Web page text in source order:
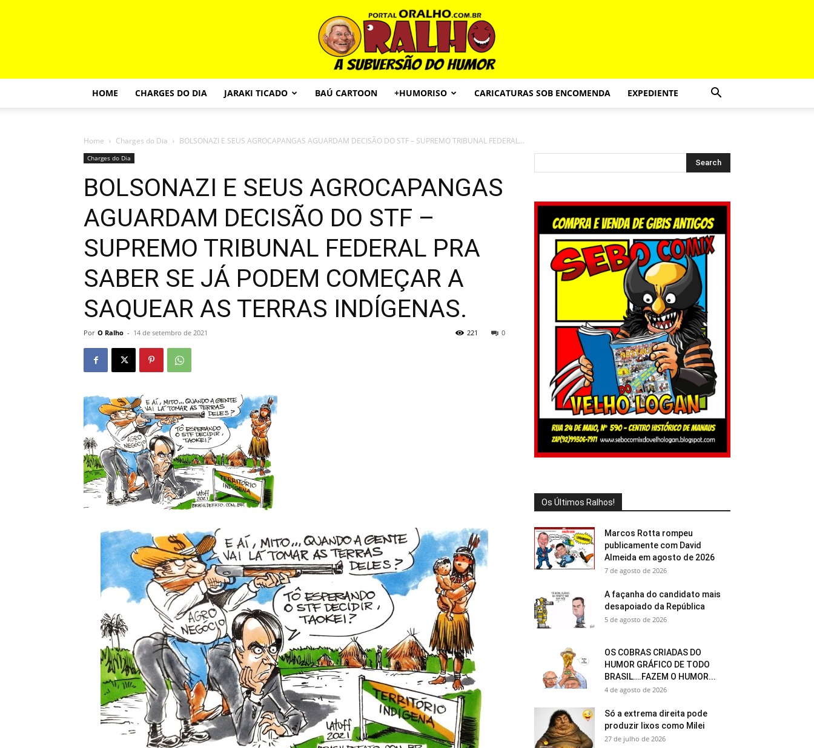
O
Ralho
HOME CHARGES DO DIA JARAKI TICADO BAÚ CARTOON +HUMORISO CARICATURAS SOB ENCOMENDA EXPEDIENTE
Home Charges do Dia BOLSONAZI E SEUS AGROCAPANGAS AGUARDAM DECISÃO DO STF – SUPREMO TRIBUNAL FEDERAL...
Charges do Dia
BOLSONAZI E SEUS AGROCAPANGAS
AGUARDAM DECISÃO DO STF –
SUPREMO TRIBUNAL FEDERAL PRA
SABER SE JÁ PODEM COMEÇAR A
SAQUEAR AS TERRAS INDÍGENAS.
Por O Ralho - 14 de setembro de 2021 0
221
Os Últimos Ralhos!
Marcos Rotta rompeu
publicamente com David
Almeida em agosto de 2026
7 de agosto de 2026
A façanha do candidato mais
desapoiado da República
5 de agosto de 2026
OS COBRAS CRIADAS DO
HUMOR GRÁFICO DE TODO
BRASIL….FAZEM O HUMOR...
4 de agosto de 2026
Só a extrema direita pode
produzir lixos como Milei
27 de julho de 2026